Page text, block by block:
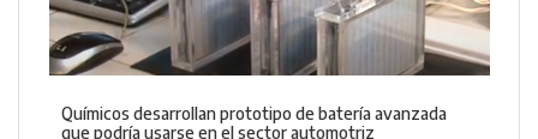
Químicos desarrollan prototipo de batería avanzada
que podría usarse en el sector automotriz